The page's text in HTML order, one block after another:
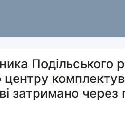
Подільського
центру
затримано через